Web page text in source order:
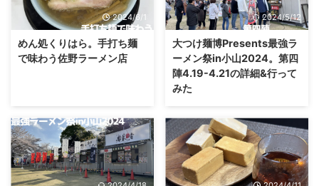
2024/6/1
めん処くりはら。手打ち麺
で味わう佐野ラーメン店
2024/5/12
大つけ麺博Presents最強ラ
ーメン祭in小山2024。第四
陣4.19-4.21の詳細&行って
みた